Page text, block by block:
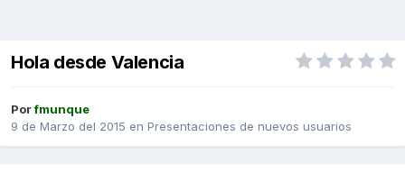
Hola desde Valencia
Porfmunque
9 de Marzo del 2015 en Presentaciones de nuevos usuarios